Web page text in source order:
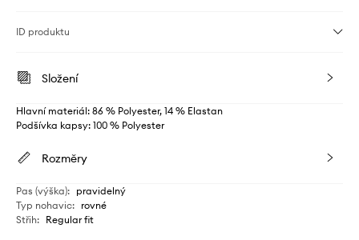
ID produktu
Složení
Hlavní materiál: 86 % Polyester, 14 % Elastan
Podšívka kapsy: 100 % Polyester
Rozměry
Pas (výška): pravidelný
Typ nohavic: rovné
Střih: Regular fit